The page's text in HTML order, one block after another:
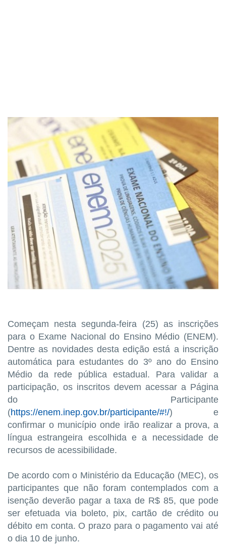
Começam nesta segunda-feira (25) as inscrições
para o Exame Nacional do Ensino Médio (ENEM).
Dentre as novidades desta edição está a inscrição
automática para estudantes do 3º ano do Ensino
Médio da rede pública estadual. Para validar a
participação, os inscritos devem acessar a Página
do Participante
(https://enem.inep.gov.br/participante/#!/) e
confirmar o município onde irão realizar a prova, a
língua estrangeira escolhida e a necessidade de
recursos de acessibilidade.
De acordo com o Ministério da Educação (MEC), os
participantes que não foram contemplados com a
isenção deverão pagar a taxa de R$ 85, que pode
ser efetuada via boleto, pix, cartão de crédito ou
débito em conta. O prazo para o pagamento vai até
o dia 10 de junho.